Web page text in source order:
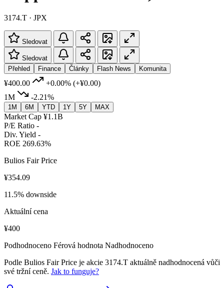
3174.T · JPX
Sledovat
Sledovat
Přehled
Finance Články Flash News Komunita
¥400.00 +0.00% (+¥0.00)
1M
-2.21%
1M 6M YTD 1Y 5Y MAX
Market Cap ¥1.1B
P/E Ratio -
Div. Yield -
ROE 269.63%
Bulios Fair Price
¥354.09
11.5% downside
Aktuální cena
¥400
Podhodnoceno Férová hodnota Nadhodnoceno
Podle Bulios Fair Price je akcie 3174.T aktuálně nadhodnocená vůči
své tržní ceně. Jak to funguje?